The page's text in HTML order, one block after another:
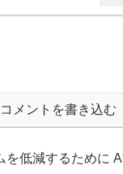
コメントを書き込む
を低減するために